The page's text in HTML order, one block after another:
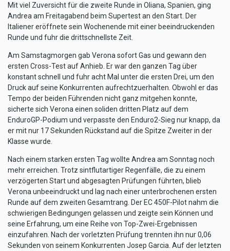
Mit viel Zuversicht für die zweite Runde in Oliana, Spanien, ging
Andrea am Freitagabend beim Supertest an den Start. Der
Italiener eröffnete sein Wochenende mit einer beeindruckenden
Runde und fuhr die drittschnellste Zeit.
Am Samstagmorgen gab Verona sofort Gas und gewann den
ersten Cross-Test auf Anhieb. Er war den ganzen Tag über
konstant schnell und fuhr acht Mal unter die ersten Drei, um den
Druck auf seine Konkurrenten aufrechtzuerhalten. Obwohl er das
Tempo der beiden Führenden nicht ganz mitgehen konnte,
sicherte sich Verona einen soliden dritten Platz auf dem
EnduroGP-Podium und verpasste den Enduro2-Sieg nur knapp, da
er mit nur 17 Sekunden Rückstand auf die Spitze Zweiter in der
Klasse wurde.
Nach einem starken ersten Tag wollte Andrea am Sonntag noch
mehr erreichen. Trotz sintflutartiger Regenfälle, die zu einem
verzögerten Start und abgesagten Prüfungen führten, blieb
Verona unbeeindruckt und lag nach einer unterbrochenen ersten
Runde auf dem zweiten Gesamtrang. Der EC 450F-Pilot nahm die
schwierigen Bedingungen gelassen und zeigte sein Können und
seine Erfahrung, um eine Reihe von Top-Zwei-Ergebnissen
einzufahren. Nach der vorletzten Prüfung trennten ihn nur 0,06
Sekunden von seinem Konkurrenten Josep Garcia. Auf der letzten